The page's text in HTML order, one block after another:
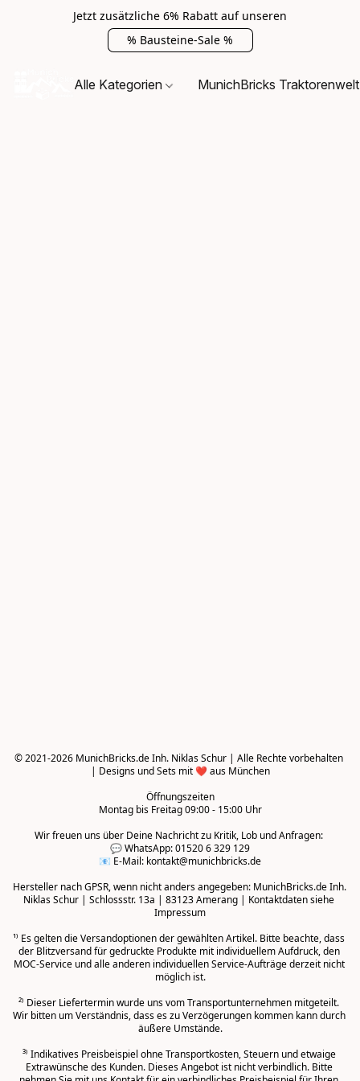
Jetzt zusätzliche 6% Rabatt auf unseren
% Bausteine-Sale %
Alle Kategorien MunichBricks Traktorenwelt
© 2021-2026 MunichBricks.de Inh. Niklas Schur | Alle Rechte vorbehalten
| Designs und Sets mit ❤️ aus München
Öffnungszeiten
Montag bis Freitag 09:00 - 15:00 Uhr
Wir freuen uns über Deine Nachricht zu Kritik, Lob und Anfragen:
💬 WhatsApp: 01520 6 329 129
📧 E-Mail: kontakt@munichbricks.de
Hersteller nach GPSR, wenn nicht anders angegeben: MunichBricks.de Inh.
Niklas Schur | Schlossstr. 13a | 83123 Amerang | Kontaktdaten siehe
Impressum
¹⁾ Es gelten die Versandoptionen der gewählten Artikel. Bitte beachte, dass
der Blitzversand für gedruckte Produkte mit individuellem Aufdruck, den
MOC-Service und alle anderen individuellen Service-Aufträge derzeit nicht
möglich ist.
²⁾ Dieser Liefertermin wurde uns vom Transportunternehmen mitgeteilt.
Wir bitten um Verständnis, dass es zu Verzögerungen kommen kann durch
äußere Umstände.
³⁾ Indikatives Preisbeispiel ohne Transportkosten, Steuern und etwaige
Extrawünsche des Kunden. Dieses Angebot ist nicht verbindlich. Bitte